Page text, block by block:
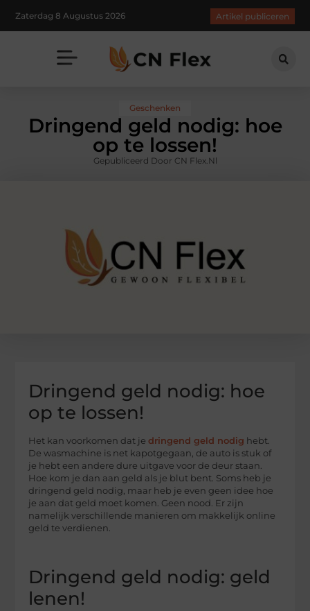
Zaterdag 8 Augustus 2026 Artikel publiceren
Geschenken
Dringend geld nodig: hoe
op te lossen!
Gepubliceerd Door CN Flex.nl
Dringend geld nodig: hoe
op te lossen!
Het kan voorkomen dat jedringend geld nodig hebt.
De wasmachine is net kapotgegaan, de auto is stuk of
je hebt een andere dure uitgave voor de deur staan.
Hoe kom je dan aan geld als je blut bent. Soms heb je
dringend geld nodig, maar heb je even geen idee hoe
je aan dat geld moet komen. Geen nood. Er zijn
namelijk verschillende manieren om makkelijk online
geld te verdienen.
Dringend geld nodig: geld
lenen!